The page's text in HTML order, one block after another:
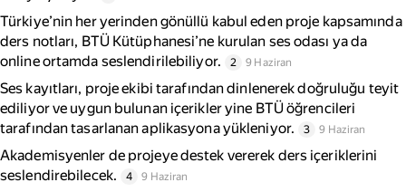
Türkiye’nin her yerinden gönüllü kabul eden proje kapsamında
ders notları, BTÜ Kütüphanesi’ne kurulan ses odası ya da
online ortamda seslendirilebiliyor.
2 9 Haziran
Ses kayıtları, proje ekibi tarafından dinlenerek doğruluğu teyit
ediliyor ve uygun bulunan içerikler yine BTÜ öğrencileri
tarafından tasarlanan aplikasyona yükleniyor.
3 9 Haziran
Akademisyenler de projeye destek vererek ders içeriklerini
seslendirebilecek.
4 9 Haziran